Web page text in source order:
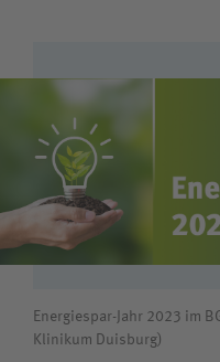
Energiespar-Jahr 2023 im
Klinikum Duisburg)